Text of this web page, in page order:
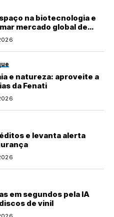
na biotecnologia e
mercado global de
e natureza: aproveite a
da Fenati
e levanta alerta
em segundos pela IA
de vinil